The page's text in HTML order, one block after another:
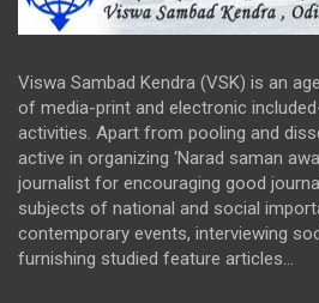
Viswa Sambad Kendra (VSK) is an
of media-print and electronic
activities. Apart from pooling and
active in organizing ‘Narad saman
journalist for encouraging good
subjects of national and social
contemporary events, interviewing
furnishing studied feature articles...